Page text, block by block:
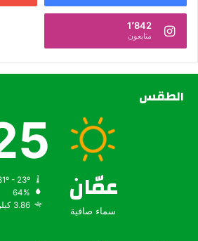
1٬842
متابعون
الطقس
عمّان
سماء صافية
64%
3.86 كيلومتر/ساعة